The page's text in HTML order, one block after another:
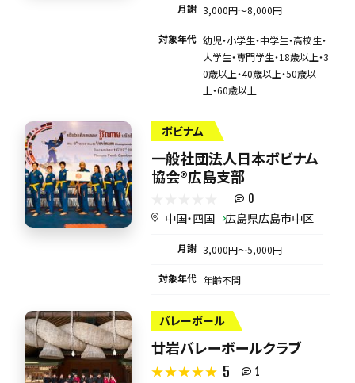
月謝 3,000円〜8,000円
対象年代 幼児・小学生・中学生・高校生・
大学生・専門学生・18歳以上・3
0歳以上・40歳以上・50歳以
上・60歳以上
ボビナム
一般社団法人日本ボビナム
協会®︎広島支部
0
中国・四国 広島県広島市中区
月謝 3,000円〜5,000円
対象年代 年齢不問
バレーボール
廿岩バレーボールクラブ
5 1